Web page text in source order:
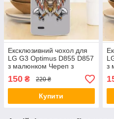
Ексклюзивний чохол для
LG G3 Optimus D855 D857
з малюнком Череп з
сокирами
150 ₴ 220 ₴
Купити
з